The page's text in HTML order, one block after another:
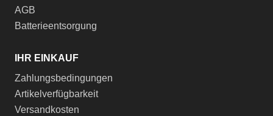
AGB
Batterieentsorgung
IHR EINKAUF
Zahlungsbedingungen
Artikelverfügbarkeit
Versandkosten